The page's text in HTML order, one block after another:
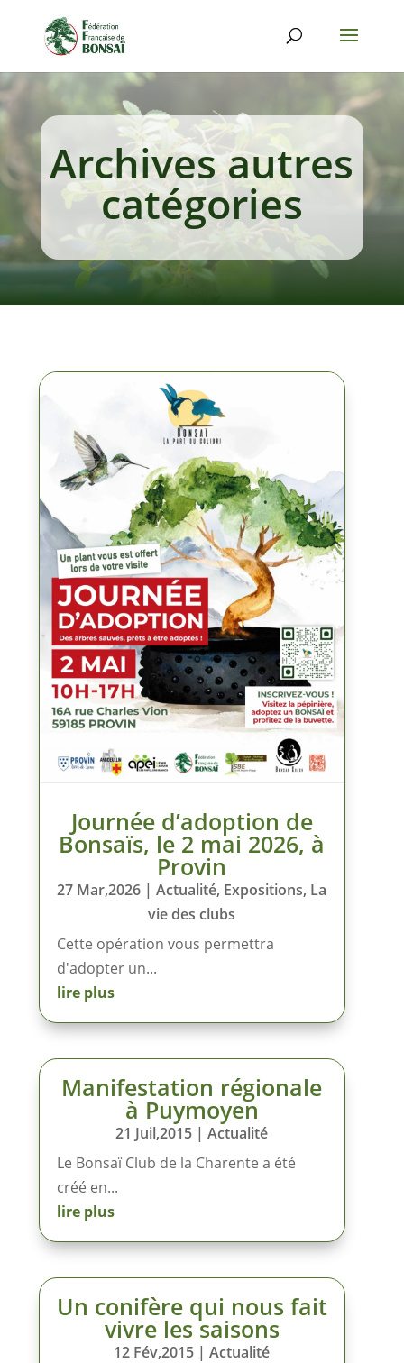
Archives autres
catégories
Journée d’adoption de
Bonsaïs, le 2 mai 2026, à
Provin
27 Mar,2026 |Actualité, Expositions, La
vie des clubs
Cette opération vous permettra
d'adopter un...
lire plus
Manifestation régionale
à Puymoyen
21 Juil,2015 |Actualité
Le Bonsaï Club de la Charente a été
créé en...
lire plus
Un conifère qui nous fait
vivre les saisons
12 Fév,2015 |Actualité